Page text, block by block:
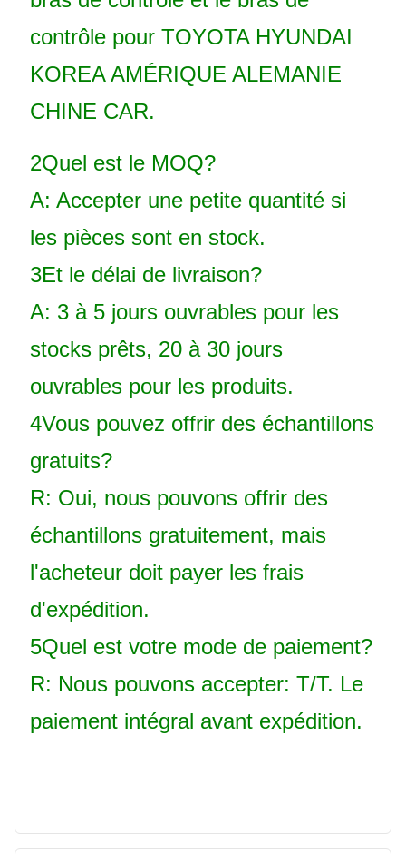
contrôle pour TOYOTA HYUNDAI
KOREA AMÉRIQUE ALEMANIE
CHINE CAR.
2Quel est le MOQ?
A: Accepter une petite quantité si
les pièces sont en stock.
3Et le délai de livraison?
A: 3 à 5 jours ouvrables pour les
stocks prêts, 20 à 30 jours
ouvrables pour les produits.
4Vous pouvez offrir des échantillons
gratuits?
R: Oui, nous pouvons offrir des
échantillons gratuitement, mais
l'acheteur doit payer les frais
d'expédition.
5Quel est votre mode de paiement?
R: Nous pouvons accepter: T/T. Le
paiement intégral avant expédition.